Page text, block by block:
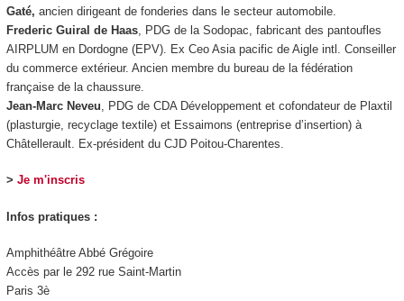
Gaté, ancien dirigeant de fonderies dans le secteur automobile.
Frederic Guiral de Haas, PDG de la Sodopac, fabricant des pantoufles
AIRPLUM en Dordogne (EPV). Ex Ceo Asia pacific de Aigle intl. Conseiller
du commerce extérieur. Ancien membre du bureau de la fédération
française de la chaussure.
Jean-Marc Neveu , PDG de CDA Développement et cofondateur de Plaxtil
(plasturgie, recyclage textile) et Essaimons (entreprise d’insertion) à
Châtellerault. Ex-président du CJD Poitou-Charentes.
> Je m'inscris
Infos pratiques :
Amphithéâtre Abbé Grégoire
Accès par le 292 rue Saint-Martin
Paris 3è